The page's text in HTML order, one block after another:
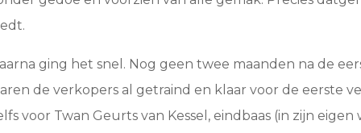
ging het snel. Nog geen twee maanden na de
de verkopers al getraind en klaar voor de eerste
voor Twan Geurts van Kessel, eindbaas (in zijn